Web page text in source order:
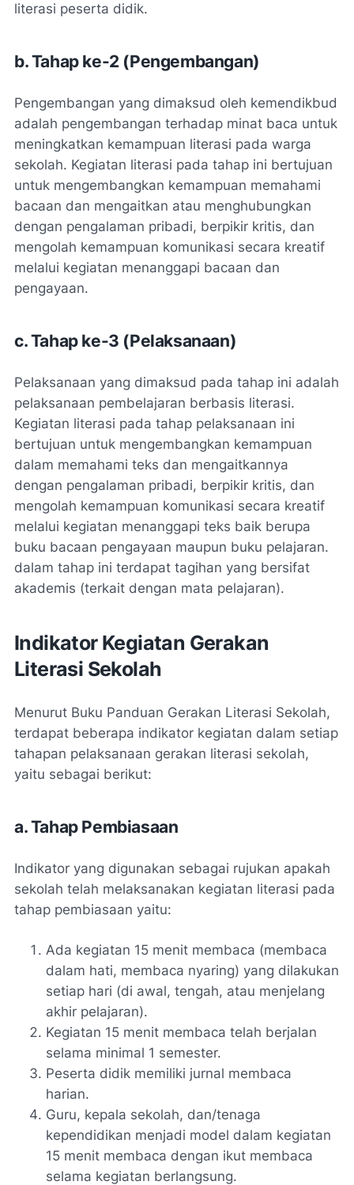
literasi peserta didik.
b. Tahap ke-2 (Pengembangan)
Pengembangan yang dimaksud oleh kemendikbud
adalah pengembangan terhadap minat baca untuk
meningkatkan kemampuan literasi pada warga
sekolah. Kegiatan literasi pada tahap ini bertujuan
untuk mengembangkan kemampuan memahami
bacaan dan mengaitkan atau menghubungkan
dengan pengalaman pribadi, berpikir kritis, dan
mengolah kemampuan komunikasi secara kreatif
melalui kegiatan menanggapi bacaan dan
pengayaan.
c. Tahap ke-3 (Pelaksanaan)
Pelaksanaan yang dimaksud pada tahap ini adalah
pelaksanaan pembelajaran berbasis literasi.
Kegiatan literasi pada tahap pelaksanaan ini
bertujuan untuk mengembangkan kemampuan
dalam memahami teks dan mengaitkannya
dengan pengalaman pribadi, berpikir kritis, dan
mengolah kemampuan komunikasi secara kreatif
melalui kegiatan menanggapi teks baik berupa
buku bacaan pengayaan maupun buku pelajaran.
dalam tahap ini terdapat tagihan yang bersifat
akademis (terkait dengan mata pelajaran).
Indikator Kegiatan Gerakan
Literasi Sekolah
Menurut Buku Panduan Gerakan Literasi Sekolah,
terdapat beberapa indikator kegiatan dalam setiap
tahapan pelaksanaan gerakan literasi sekolah,
yaitu sebagai berikut:
a. Tahap Pembiasaan
Indikator yang digunakan sebagai rujukan apakah
sekolah telah melaksanakan kegiatan literasi pada
tahap pembiasaan yaitu:
Ada kegiatan 15 menit membaca (membaca
dalam hati, membaca nyaring) yang dilakukan
setiap hari (di awal, tengah, atau menjelang
akhir pelajaran).
Kegiatan 15 menit membaca telah berjalan
selama minimal 1 semester.
Peserta didik memiliki jurnal membaca
harian.
Guru, kepala sekolah, dan/tenaga
kependidikan menjadi model dalam kegiatan
15 menit membaca dengan ikut membaca
selama kegiatan berlangsung.